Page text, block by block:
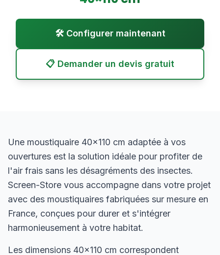
🛠️ Configurer maintenant
📋 Demander un devis gratuit
Une moustiquaire 40×110 cm adaptée à vos
ouvertures est la solution idéale pour profiter de
l'air frais sans les désagréments des insectes.
Screen-Store vous accompagne dans votre projet
avec des moustiquaires fabriquées sur mesure en
France, conçues pour durer et s'intégrer
harmonieusement à votre habitat.
Les dimensions 40×110 cm correspondent